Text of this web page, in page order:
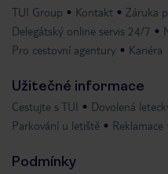
TUI Group Kontakt
Záruka
Delegátský online servis 24/7
Pro cestovní agentury
Kariéra
Užitečné informace
Cestujte s TUI Dovolená
Parkování u letiště
Reklamace
Podmínky